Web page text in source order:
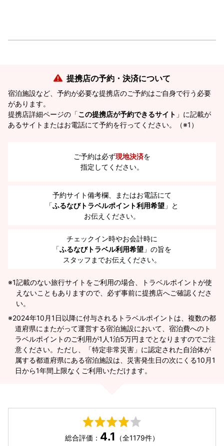
提携店の予約・決済について
宿泊施設など、予約が必要な提携店のご予約はご自身で行う必要
があります。
提携店詳細ページの「この提携店が予約できるサイト 」に記載が
あるサイトまたはお電話にて予約を行ってください。（※1）
ご予約は必ず現地決済を
指定してください。
予約サイト備考欄、またはお電話にて
「ふるなびトラベルポイント利用希望 」と
お伝えください。
チェックイン時やお会計時に
「ふるなびトラベル利用希望 」の旨を
スタッフまでお伝えください。
※1記載のない旅行サイトをご利用の場合、トラベルポイントが使
えないこともありますので、必ず事前に提携店へご確認くださ
い。
2024年10月1日以降に付与されるトラベルポイントは、複数の都
道府県にまたがって運営する宿泊施設において、宿泊費へのト
ラベルポイントのご利用が1人1泊5万円までとなりますのでご注
意ください。ただし、「特定非常災害」に認定された自治体が
属する都道府県にある宿泊施設は、災害発生日の次にくる10月1
日から1年間上限なくご利用いただけます。
総合評価： 4.1 （全1179件）